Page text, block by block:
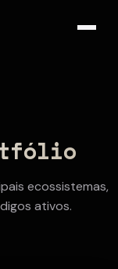
ecossistemas,
ativos.